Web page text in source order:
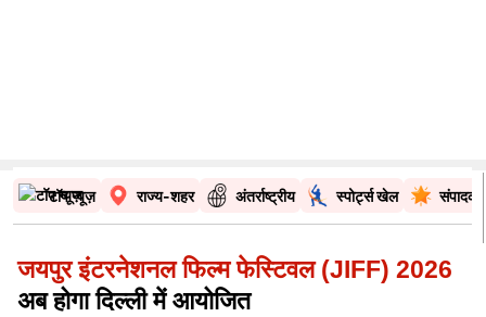
टॉप न्यूज़ राज्य-शहर अंतर्राष्ट्रीय स्पोर्ट्स खेल
जयपुर इंटरनेशनल फिल्म फेस्टिवल (JIFF) 2026
अब होगा दिल्ली में आयोजित